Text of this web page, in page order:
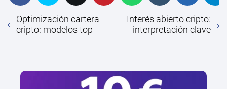
Optimización cartera
cripto: modelos top
Interés abierto cripto:
interpretación clave